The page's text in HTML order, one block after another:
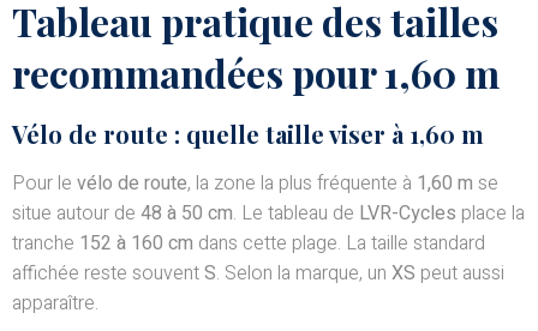
Tableau pratique des tailles
recommandées pour 1,60 m
Vélo de route : quelle taille viser à 1,60 m
Pour le vélo de route, la zone la plus fréquente à 1,60 m se
situe autour de 48 à 50 cm. Le tableau de LVR-Cycles place la
tranche 152 à 160 cm dans cette plage. La taille standard
affichée reste souventS. Selon la marque, un XS peut aussi
apparaître.